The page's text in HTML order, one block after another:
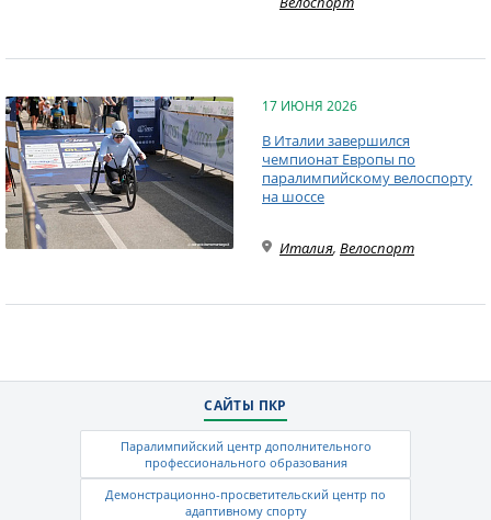
17 ИЮНЯ 2026
В Италии завершился
чемпионат Европы по
паралимпийскому велоспорту
на шоссе
Италия, Велоспорт
САЙТЫ ПКР
Паралимпийский центр дополнительного
профессионального образования
Демонстрационно-просветительский центр по
адаптивному спорту